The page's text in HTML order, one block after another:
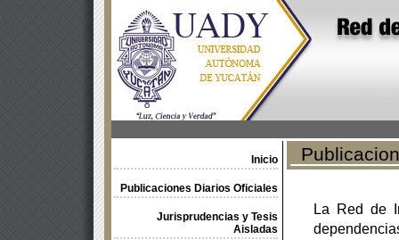
Inicio
Publicaciones Diarios Oficiales
Jurisprudencias y Tesis
Aisladas
La Red de